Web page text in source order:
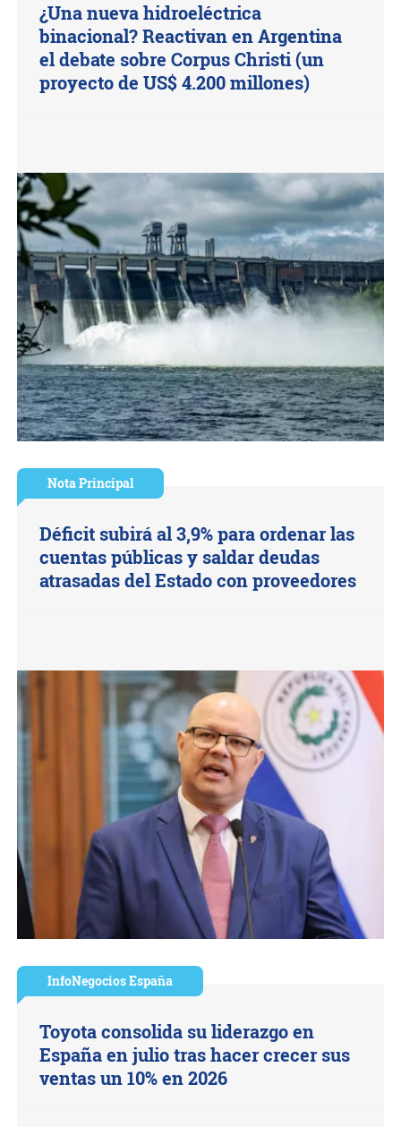
¿Una nueva hidroeléctrica
binacional? Reactivan en Argentina
el debate sobre Corpus Christi (un
proyecto de US$ 4.200 millones)
Nota Principal
Déficit subirá al 3,9% para ordenar las
cuentas públicas y saldar deudas
atrasadas del Estado con proveedores
InfoNegocios España
Toyota consolida su liderazgo en
España en julio tras hacer crecer sus
ventas un 10% en 2026